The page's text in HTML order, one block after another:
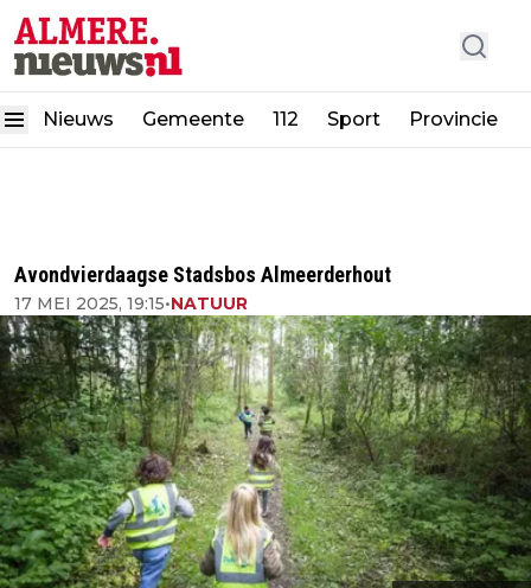
Nieuws Gemeente 112 Sport Provincie
Avondvierdaagse Stadsbos Almeerderhout
17 MEI 2025, 19:15•NATUUR